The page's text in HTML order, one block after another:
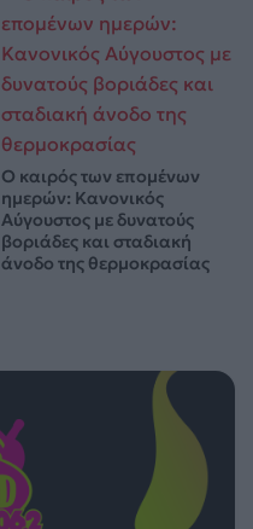
Ο καιρός των επομένων
ημερών: Κανονικός
Αύγουστος με δυνατούς
βοριάδες και σταδιακή
άνοδο της θερμοκρασίας